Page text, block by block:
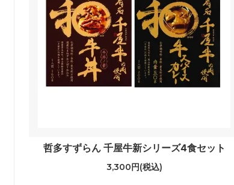
哲多すずらん 千屋牛新シリーズ4食セット
3,300円(税込)